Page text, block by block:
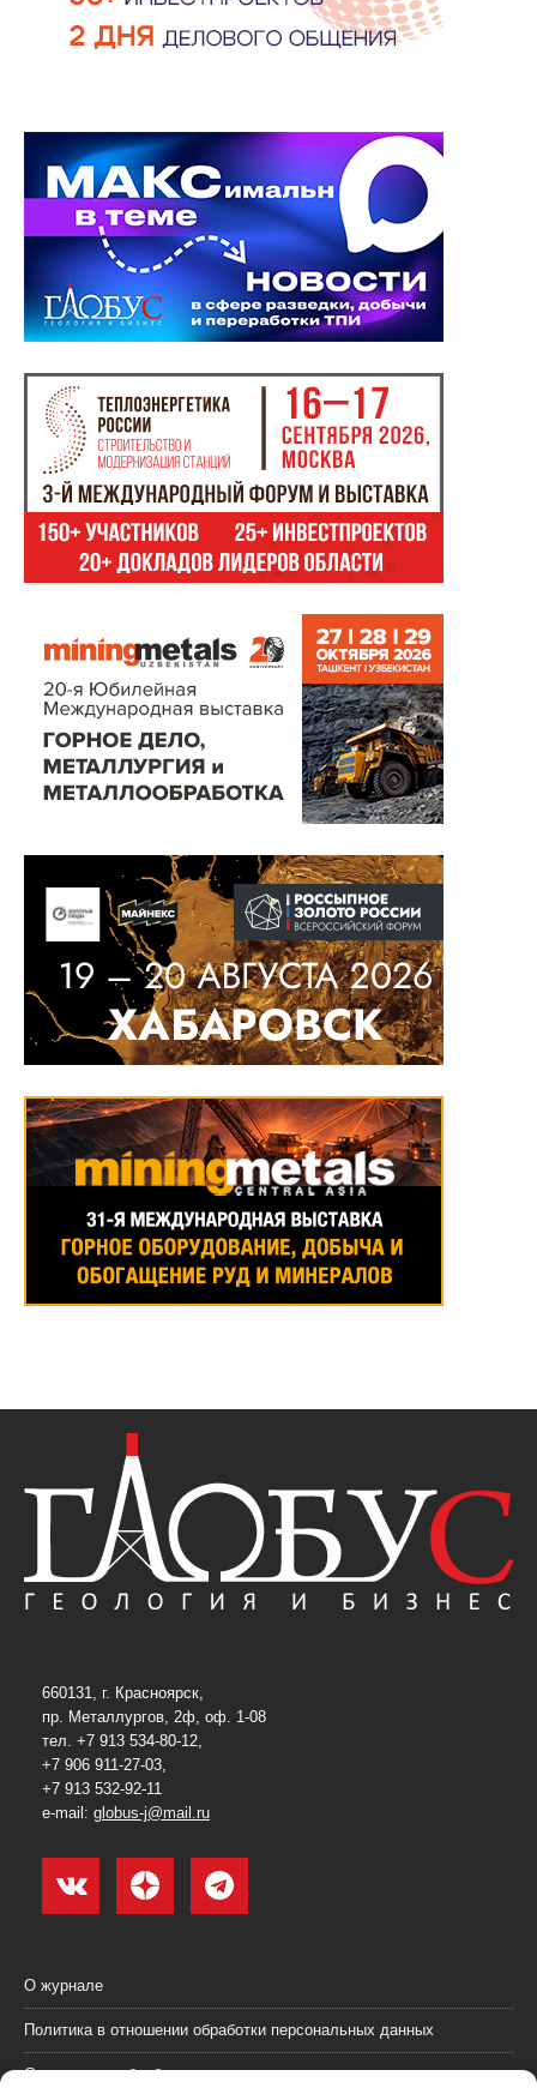
660131, г. Красноярск,
пр. Металлургов, 2ф, оф. 1-08
тел. +7 913 534-80-12,
+7 906 911-27-03,
+7 913 532-92-11
e-mail: globus-j@mail.ru
О журнале
Политика в отношении обработки персональных данных
Согласие на обработку персональных данных